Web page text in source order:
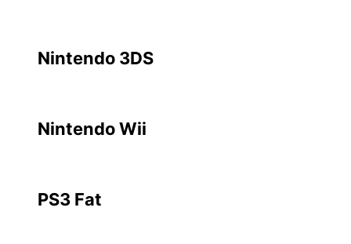
Nintendo 3DS
Nintendo Wii
PS3 Fat